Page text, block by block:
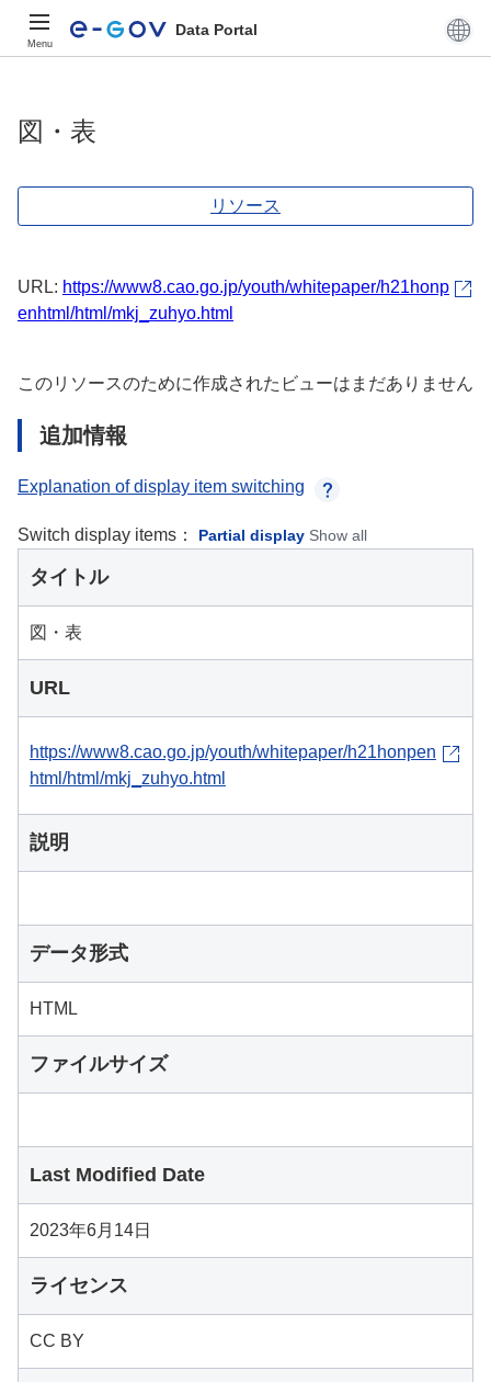
Menu
Data Portal
図・表
リソース
URL: https://www8.cao.go.jp/youth/whitepaper/h21honp
enhtml/html/mkj_zuhyo.html
このリソースのために作成されたビューはまだありません
追加情報
Explanation of display item switching
Switch display items： Partial display Show all
タイトル
図・表
URL
https://www8.cao.go.jp/youth/whitepaper/h21honpen
html/html/mkj_zuhyo.html
説明
データ形式
HTML
ファイルサイズ
Last Modified Date
2023年6月14日
ライセンス
CC BY